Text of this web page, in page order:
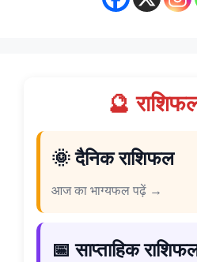
🔮
🌞 दैनिक राशिफल
आज का भाग्यफल पढ़ें →
📅 साप्ताहिक